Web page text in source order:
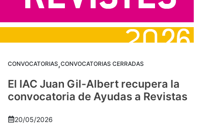
CONVOCATORIAS,CONVOCATORIAS CERRADAS
El IAC Juan Gil-Albert recupera la
convocatoria de Ayudas a Revistas
20/05/2026